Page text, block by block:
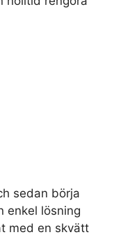
sedan börja
enkel lösning
med en skvätt